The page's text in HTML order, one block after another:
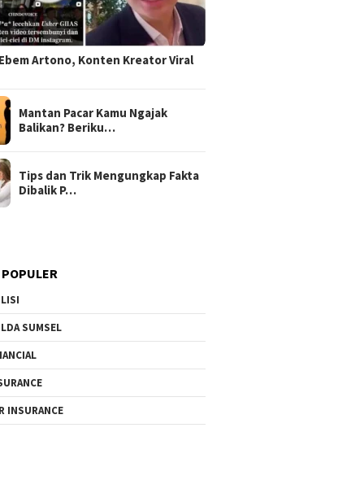
Artono, Konten Kreator Viral
Mantan Pacar Kamu Ngajak
Balikan? Beriku…
Tips dan Trik Mengungkap Fakta
Dibalik P…
SUMSEL
INSURANCE